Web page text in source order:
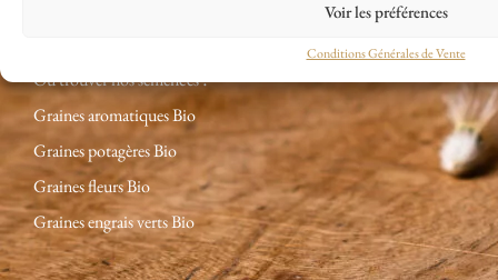
Voir les préférences
Conditions Générales de Vente
Où trouver nos semences ?
Graines aromatiques Bio
Graines potagères Bio
Graines fleurs Bio
Graines engrais verts Bio